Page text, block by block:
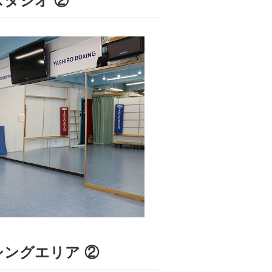
ングエリア ②